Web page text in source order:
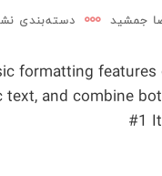
جمشید دسته‌بندی
formatting features
and combine
#1